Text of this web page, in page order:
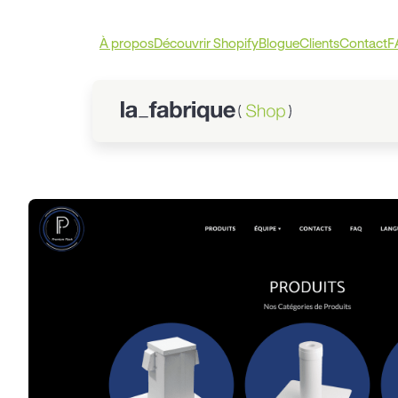
À proposDécouvrir ShopifyBlogueClientsContact